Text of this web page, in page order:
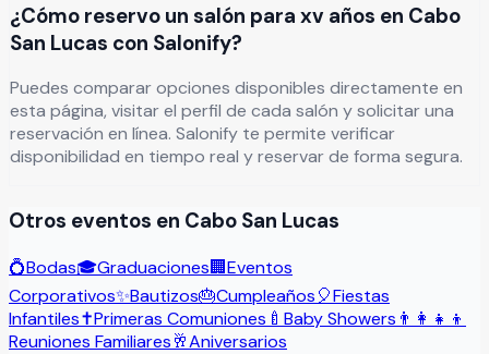
¿Cómo reservo un salón para xv años en Cabo
San Lucas con Salonify?
Puedes comparar opciones disponibles directamente en
esta página, visitar el perfil de cada salón y solicitar una
reservación en línea. Salonify te permite verificar
disponibilidad en tiempo real y reservar de forma segura.
Otros eventos en Cabo San Lucas
💍Bodas🎓Graduaciones🏢Eventos
Corporativos✨Bautizos🎂Cumpleaños🎈Fiestas
Infantiles✝️Primeras Comuniones 🍼 Baby Showers 👨‍👩‍👧‍👦
Reuniones Familiares🥂Aniversarios